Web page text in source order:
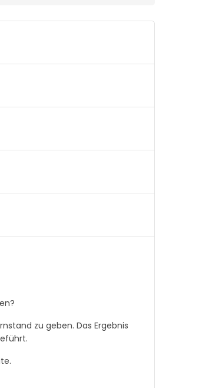
zu geben. Das Ergebnis